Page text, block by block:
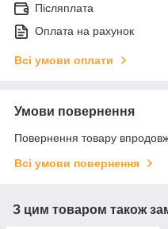
Післяплата
Оплата на рахунок
Всі умови оплати
Умови повернення
Повернення товару
Всі умови повернення
З цим товаром також